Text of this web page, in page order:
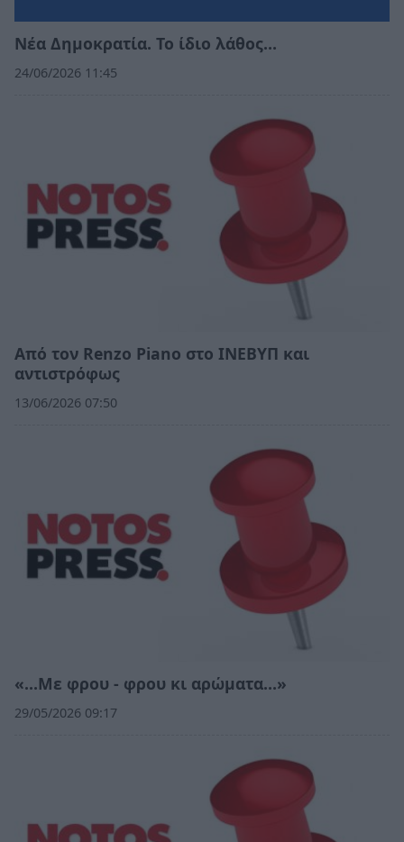
Νέα Δημοκρατία. Το ίδιο λάθος…
24/06/2026 11:45
Από τον Renzo Piano στο ΙΝΕΒΥΠ και
αντιστρόφως
13/06/2026 07:50
«…Με φρου - φρου κι αρώματα…»
29/05/2026 09:17